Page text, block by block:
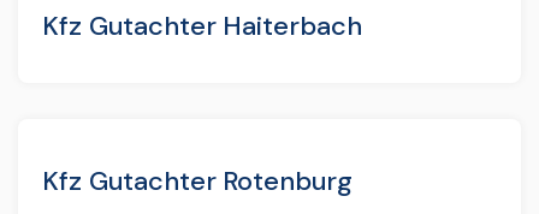
Kfz Gutachter Haiterbach
Kfz Gutachter Rotenburg